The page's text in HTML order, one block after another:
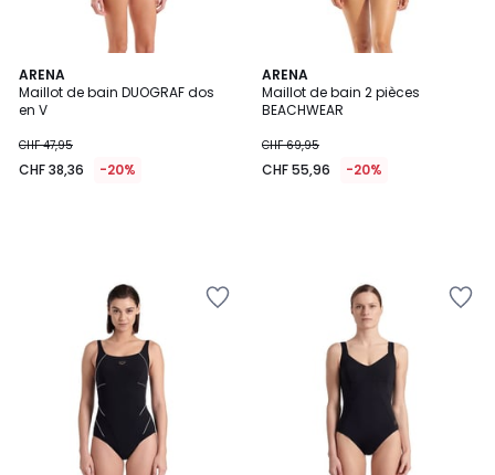
ARENA
Maillot de bain DUOGRAF dos
en V
CHF 47,95
CHF 38,36 -20%
ARENA
Maillot de bain 2 pièces
BEACHWEAR
CHF 69,95
CHF 55,96 -20%